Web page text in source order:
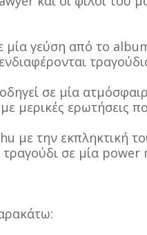
γεύση από το
σε μία
μερικές ερωτήσεις
με την εκπληκτική
τραγούδι σε μία